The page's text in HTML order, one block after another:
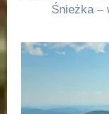
Śnieżka –